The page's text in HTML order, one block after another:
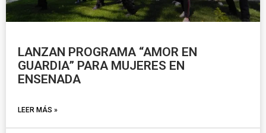
LANZAN PROGRAMA “AMOR EN
GUARDIA” PARA MUJERES EN
ENSENADA
LEER MÁS »